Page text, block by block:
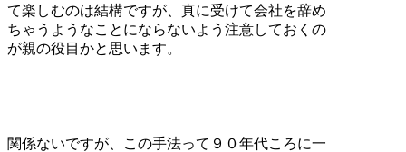
て楽しむのは結構ですが、真に受けて会社を辞め
ちゃうようなことにならないよう注意しておくの
が親の役目かと思います。
関係ないですが、この手法って９０年代ころに一